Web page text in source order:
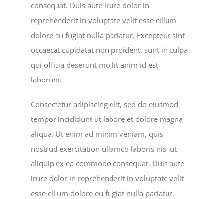
consequat. Duis aute irure dolor in
reprehenderit in voluptate velit esse cillum
dolore eu fugiat nulla pariatur. Excepteur sint
occaecat cupidatat non proident, sunt in culpa
qui officia deserunt mollit anim id est
laborum.
Consectetur adipiscing elit, sed do eiusmod
tempor incididunt ut labore et dolore magna
aliqua. Ut enim ad minim veniam, quis
nostrud exercitation ullamco laboris nisi ut
aliquip ex ea commodo consequat. Duis aute
irure dolor in reprehenderit in voluptate velit
esse cillum dolore eu fugiat nulla pariatur.